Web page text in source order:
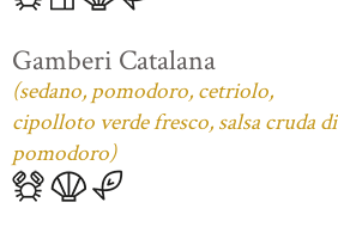
Gamberi Catalana
(sedano, pomodoro, cetriolo,
cipolloto verde fresco, salsa cruda di
pomodoro)